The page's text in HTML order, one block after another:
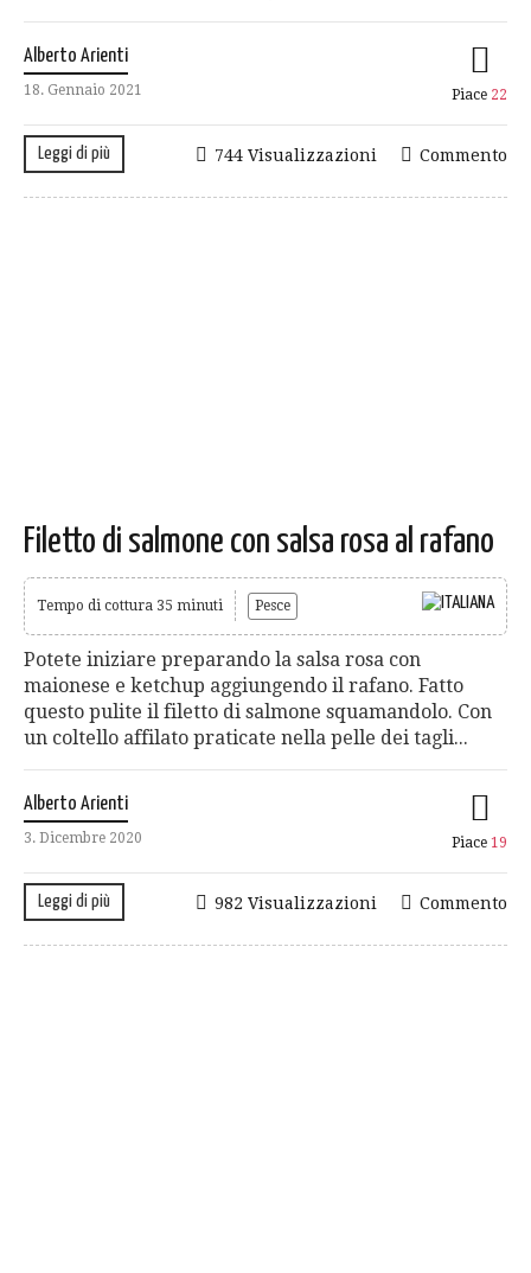
Alberto Arienti
18. Gennaio 2021 Piace 22
Leggi di più Commento
744 Visualizzazioni
Filetto di salmone con salsa rosa al rafano
Tempo di cottura 35 minuti Pesce
Potete iniziare preparando la salsa rosa con
maionese e ketchup aggiungendo il rafano. Fatto
questo pulite il filetto di salmone squamandolo. Con
un coltello affilato praticate nella pelle dei tagli...
Alberto Arienti
3. Dicembre 2020 Piace 19
Leggi di più Commento
982 Visualizzazioni